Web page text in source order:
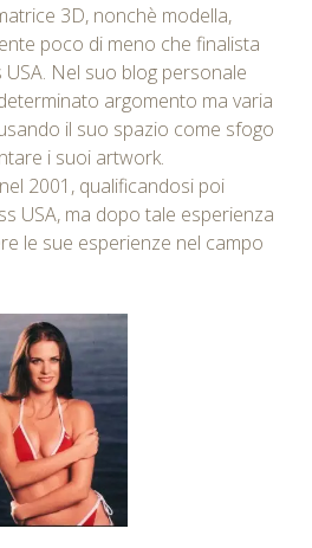
3D, nonchè modella,
poco di meno che finalista
Nel suo blog personale
argomento ma varia
il suo spazio come sfogo
i suoi artwork.
2001, qualificandosi poi
USA, ma dopo tale esperienza
le sue esperienze nel campo